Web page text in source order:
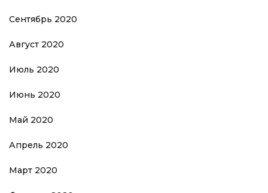
Сентябрь 2020
Август 2020
Июль 2020
Июнь 2020
Май 2020
Апрель 2020
Март 2020